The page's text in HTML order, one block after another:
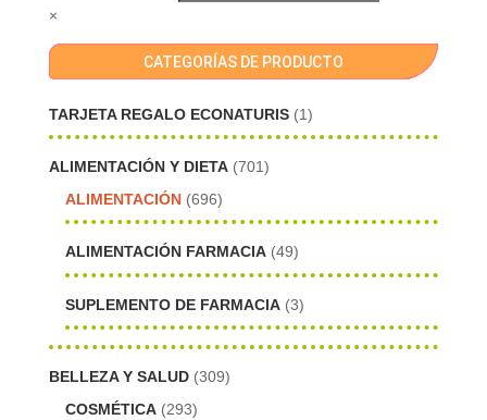
×
CATEGORÍAS DE PRODUCTO
TARJETA REGALO ECONATURIS (1)
ALIMENTACIÓN Y DIETA (701)
ALIMENTACIÓN (696)
ALIMENTACIÓN FARMACIA (49)
SUPLEMENTO DE FARMACIA (3)
BELLEZA Y SALUD (309)
COSMÉTICA (293)